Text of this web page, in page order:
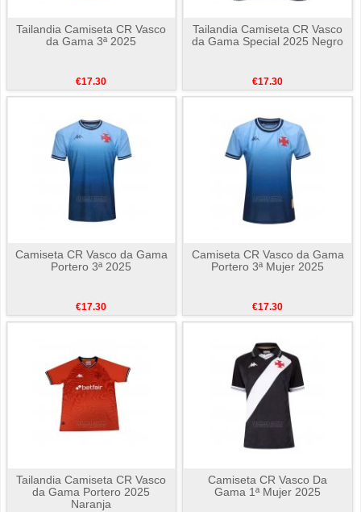
Tailandia Camiseta CR Vasco
da Gama 3ª 2025
€17.30
Tailandia Camiseta CR Vasco
da Gama Special 2025 Negro
€17.30
Camiseta CR Vasco da Gama
Portero 3ª 2025
€17.30
Camiseta CR Vasco da Gama
Portero 3ª Mujer 2025
€17.30
Tailandia Camiseta CR Vasco
da Gama Portero 2025
Naranja
Camiseta CR Vasco Da
Gama 1ª Mujer 2025